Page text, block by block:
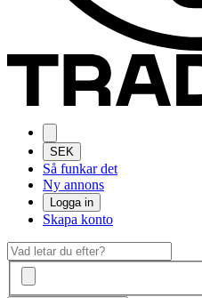
SEK
Så funkar det
Ny annons
Logga in
Skapa konto